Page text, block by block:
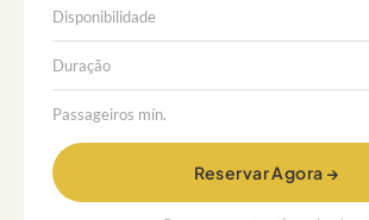
Disponibilidade
Duração
Passageiros mín.
Reservar Agora →